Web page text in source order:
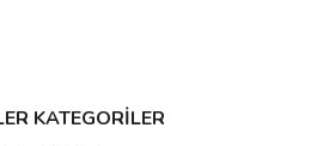
KATEGORİLER